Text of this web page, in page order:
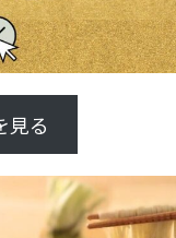
見る